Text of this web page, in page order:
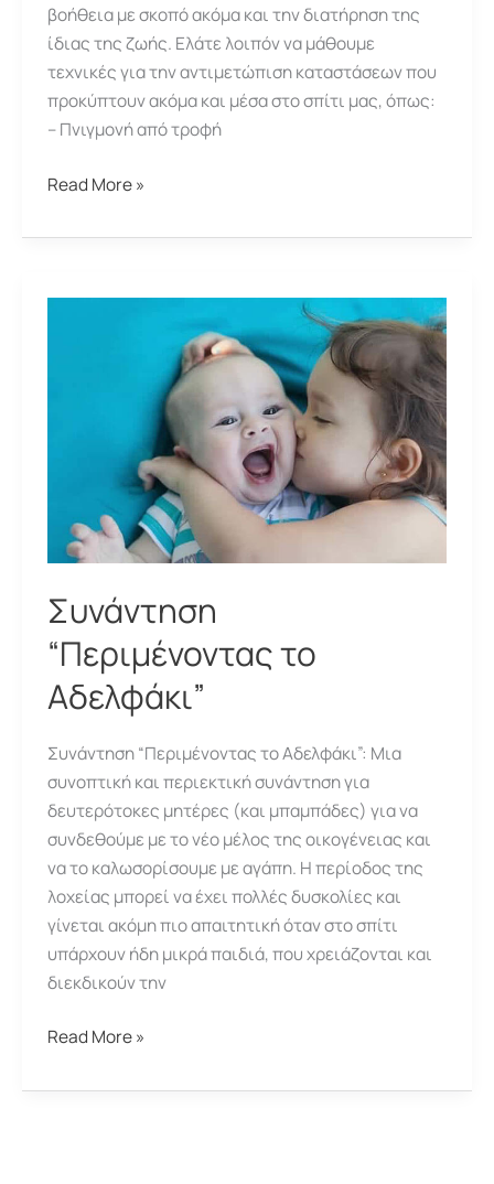
βοήθεια με σκοπό ακόμα και την διατήρηση της
ίδιας της ζωής. Ελάτε λοιπόν να μάθουμε
τεχνικές για την αντιμετώπιση καταστάσεων που
προκύπτουν ακόμα και μέσα στο σπίτι μας, όπως:
– Πνιγμονή από τροφή
Σεμινάριο
Βοήθειες
Βρέφη
Read More »
Συνάντηση
“Περιμένοντας το
Αδελφάκι”
Συνάντηση “Περιμένοντας το Αδελφάκι”: Mια
συνοπτική και περιεκτική συνάντηση για
δευτερότοκες μητέρες (και μπαμπάδες) για να
συνδεθούμε με το νέο μέλος της οικογένειας και
να το καλωσορίσουμε με αγάπη. Η περίοδος της
λοχείας μπορεί να έχει πολλές δυσκολίες και
γίνεται ακόμη πιο απαιτητική όταν στο σπίτι
υπάρχουν ήδη μικρά παιδιά, που χρειάζονται και
διεκδικούν την
Συνάντηση
το
Read More »